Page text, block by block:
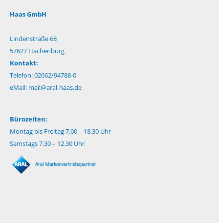
Haas GmbH
Lindenstraße 68
57627 Hachenburg
Kontakt:
Telefon: 02662/94788-0
eMail: mail@aral-haas.de
Bürozeiten:
Montag bis Freitag 7.00 – 18.30 Uhr
Samstags 7.30 – 12.30 Uhr